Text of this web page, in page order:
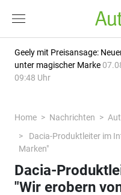
Geely mit Preisansage:
unter magischer Marke
09:48 Uhr
Home Nachrichten
Dacia-Produktleiter im
Marken"
Dacia-
"Wir erobern